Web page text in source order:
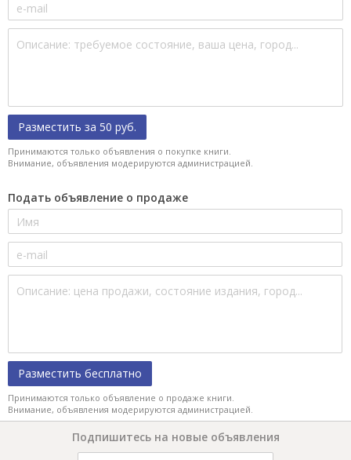
Разместить за 50 руб.
Принимаются только объявления о покупке книги.
Внимание, объявления модерируются администрацией.
Подать объявление о продаже
Разместить бесплатно
Принимаются только объявление о продаже книги.
Внимание, объявления модерируются администрацией.
Подпишитесь на новые объявления